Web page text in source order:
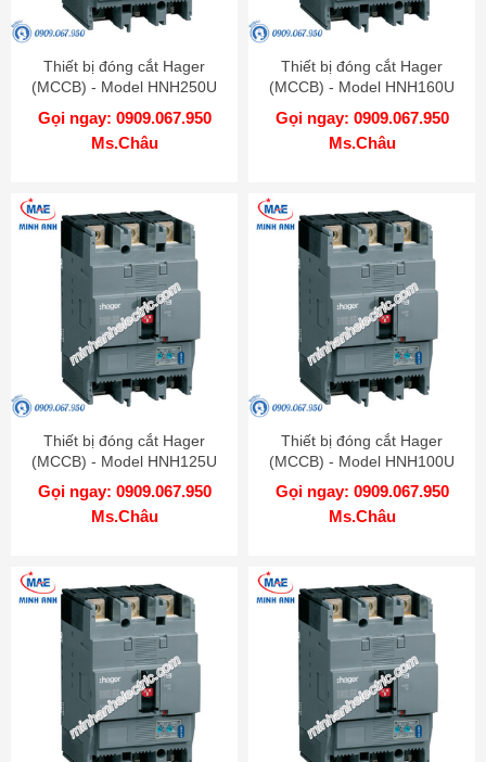
Thiết bị đóng cắt Hager
(MCCB) - Model HNH250U
Gọi ngay: 0909.067.950
Ms.Châu
Thiết bị đóng cắt Hager
(MCCB) - Model HNH160U
Gọi ngay: 0909.067.950
Ms.Châu
Thiết bị đóng cắt Hager
(MCCB) - Model HNH125U
Gọi ngay: 0909.067.950
Ms.Châu
Thiết bị đóng cắt Hager
(MCCB) - Model HNH100U
Gọi ngay: 0909.067.950
Ms.Châu